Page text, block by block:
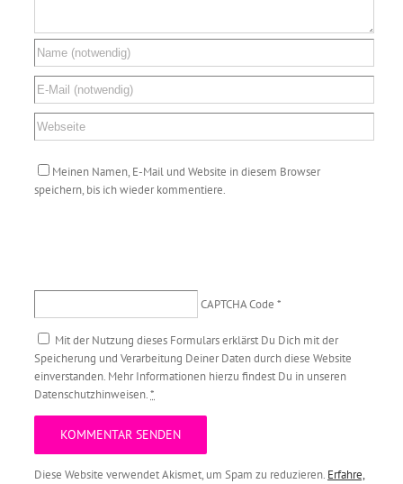
Meinen Namen, E-Mail und Website in diesem Browser
speichern, bis ich wieder kommentiere.
CAPTCHA Code *
Mit der Nutzung dieses Formulars erklärst Du Dich mit der
Speicherung und Verarbeitung Deiner Daten durch diese Website
einverstanden. Mehr Informationen hierzu findest Du in unseren
Datenschutzhinweisen.*
Diese Website verwendet Akismet, um Spam zu reduzieren. Erfahre,